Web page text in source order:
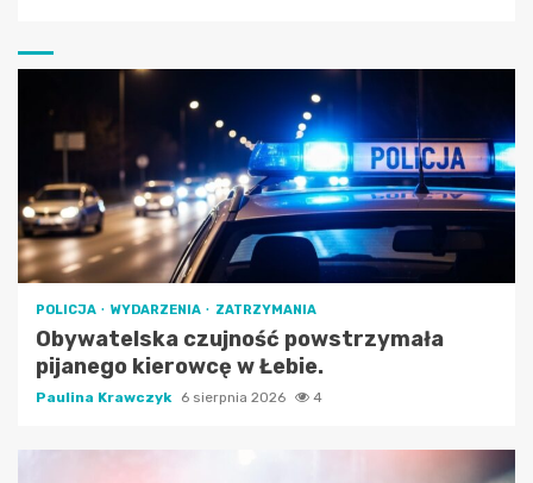
POLICJA WYDARZENIA ZATRZYMANIA
Obywatelska czujność powstrzymała
pijanego kierowcę w Łebie.
Paulina Krawczyk 6 sierpnia 2026 4